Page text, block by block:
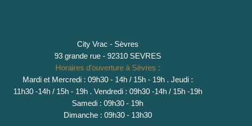
City Vrac - Sèvres
93 grande rue - 92310 SEVRES
Horaires d'ouverture à Sèvres :
Mardi et Mercredi : 09h30 - 14h / 15h - 19h . Jeudi :
11h30 -14h / 15h - 19h . Vendredi : 09h30 -14h / 15h -19h
Samedi : 09h30 - 19h
Dimanche : 09h30 - 13h30